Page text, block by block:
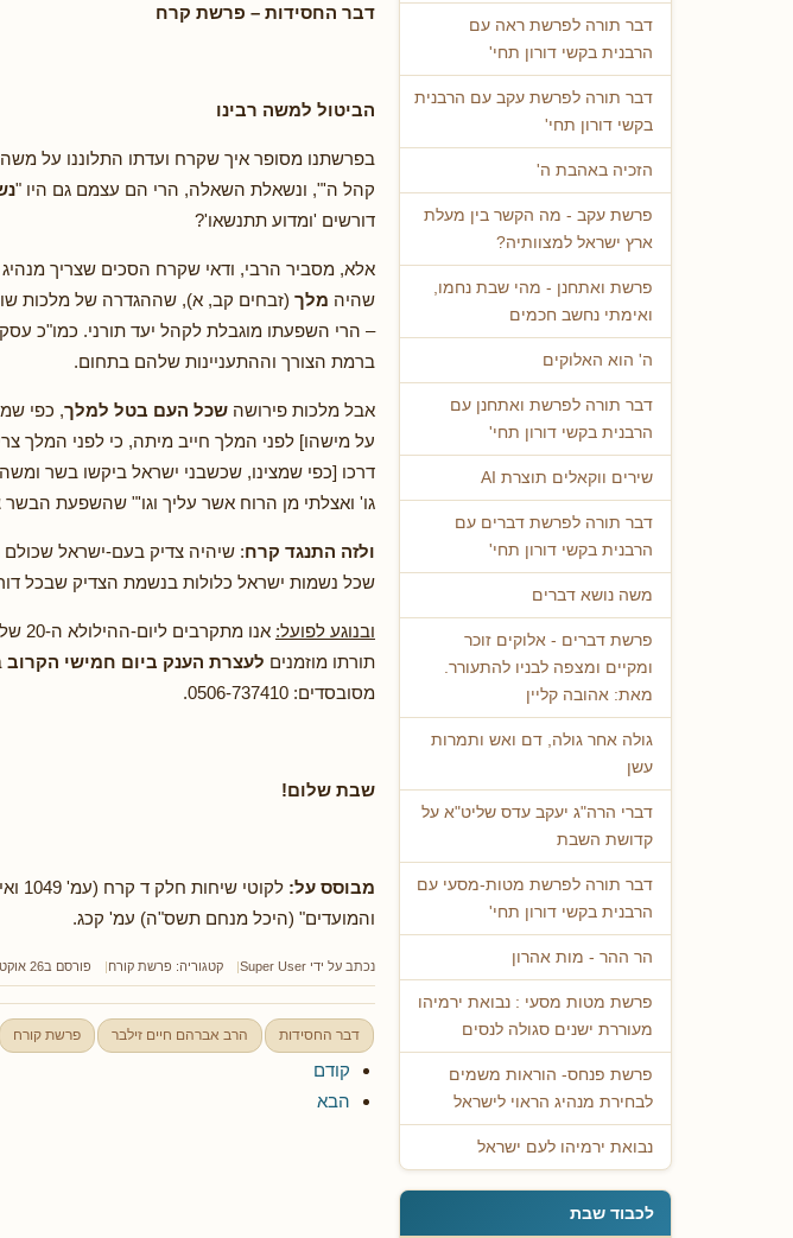
דבר תורה לפרשת ראה עם
הרבנית בקשי דורון תחי'
דבר תורה לפרשת עקב עם הרבנית
בקשי דורון תחי'
הזכיה באהבת ה'
פרשת עקב - מה הקשר בין מעלת
ארץ ישראל למצוותיה?
פרשת ואתחנן - מהי שבת נחמו,
ואימתי נחשב חכמים
ה' הוא האלוקים
דבר תורה לפרשת ואתחנן עם
הרבנית בקשי דורון תחי'
שירים ווקאלים תוצרת AI
דבר תורה לפרשת דברים עם
הרבנית בקשי דורון תחי'
משה נושא דברים
פרשת דברים - אלוקים זוכר
ומקיים ומצפה לבניו להתעורר.
מאת: אהובה קליין
גולה אחר גולה, דם ואש ותמרות
עשן
דברי הרה"ג יעקב עדס שליט"א על
קדושת השבת
דבר תורה לפרשת מטות-מסעי עם
הרבנית בקשי דורון תחי'
הר ההר - מות אהרון
פרשת מטות מסעי : נבואת ירמיהו
מעוררת ישנים סגולה לנסים
פרשת פנחס- הוראות משמים
לבחירת מנהיג הראוי לישראל
נבואת ירמיהו לעם ישראל
לכבוד שבת
דבר החסידות – פרשת קרח
הביטול למשה רבינו
בפרשתנו מסופר איך שקרח ועדתו התלוננו על
קהל ה'", ונשאלת השאלה, הרי הם עצמם גם היו "
דורשים 'ומדוע תתנשאו'?
אלא, מסביר הרבי, ודאי שקרח הסכים שצריך מנהיג
שהיה מלך (זבחים קב, א), שההגדרה של מלכות
– הרי השפעתו מוגבלת לקהל יעד תורני. כמו"כ
ברמת הצורך וההתעניינות שלהם בתחום.
אבל מלכות פירושה שכל העם בטל למלך, כפי
על מישהו] לפני המלך חייב מיתה, כי לפני המלך
דרכו [כפי שמצינו, שכשבני ישראל ביקשו בשר
גו' ואצלתי מן הרוח אשר עליך וגו'" שהשפעת
ולזה התנגד קרח: שיהיה צדיק בעם-ישראל
שכל נשמות ישראל כלולות בנשמת הצדיק שבכל
ובנוגע לפועל:
אנו
תורתו מוזמנים לעצרת הענק ביום חמישי הקרוב
מסובסדים: 0506-737410.
שבת שלום!
מבוסס על:
והמועדים" (היכל מנחם תשס"ה) עמ' קכג.
נכתב על ידי Super User קטגוריה: פרשת קורח פורסם ב26 אוקטובר 2020
דבר החסידות הרב אברהם חיים זילבר פרשת קורח
קודם
הבא